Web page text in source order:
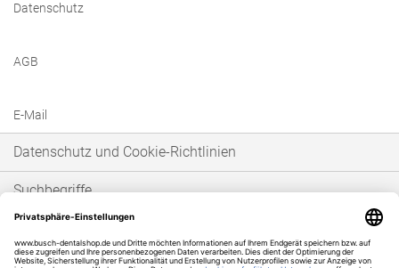
Datenschutz
AGB
E-Mail
Datenschutz und Cookie-Richtlinien
Suchbegriffe